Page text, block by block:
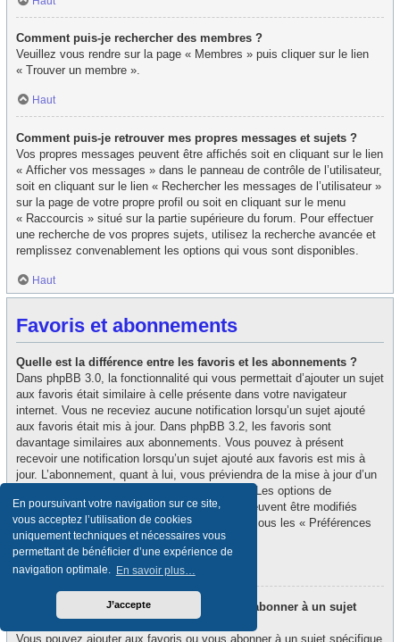
En poursuivant votre navigation sur ce site,
vous acceptez l’utilisation de cookies
uniquement techniques et nécessaires vous
permettant de bénéficier d’une expérience de
navigation optimale. En savoir plus…
J’accepte
Comment puis-je rechercher des membres ?
Veuillez vous rendre sur la page « Membres » puis cliquer sur le lien
« Trouver un membre ».
Haut
Comment puis-je retrouver mes propres messages et sujets ?
Vos propres messages peuvent être affichés soit en cliquant sur le lien
« Afficher vos messages » dans le panneau de contrôle de l’utilisateur,
soit en cliquant sur le lien « Rechercher les messages de l’utilisateur »
sur la page de votre propre profil ou soit en cliquant sur le menu
« Raccourcis » situé sur la partie supérieure du forum. Pour effectuer
une recherche de vos propres sujets, utilisez la recherche avancée et
remplissez convenablement les options qui vous sont disponibles.
Haut
Favoris et abonnements
Quelle est la différence entre les favoris et les abonnements ?
Dans phpBB 3.0, la fonctionnalité qui vous permettait d’ajouter un sujet
aux favoris était similaire à celle présente dans votre navigateur
internet. Vous ne receviez aucune notification lorsqu’un sujet ajouté
aux favoris était mis à jour. Dans phpBB 3.2, les favoris sont
davantage similaires aux abonnements. Vous pouvez à présent
recevoir une notification lorsqu’un sujet ajouté aux favoris est mis à
jour. L’abonnement, quant à lui, vous préviendra de la mise à jour d’un
forum ou d’un sujet auquel vous êtes abonné. Les options de
notification des favoris et des abonnements peuvent être modifiés
depuis le panneau de contrôle de l’utilisateur, sous les « Préférences
du forum ».
Haut
Comment puis-je ajouter aux favoris ou m’abonner à un sujet
spécifique ?
Vous pouvez ajouter aux favoris ou vous abonner à un sujet spécifique